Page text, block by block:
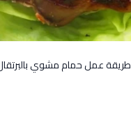
طريقة عمل حمام مشوي